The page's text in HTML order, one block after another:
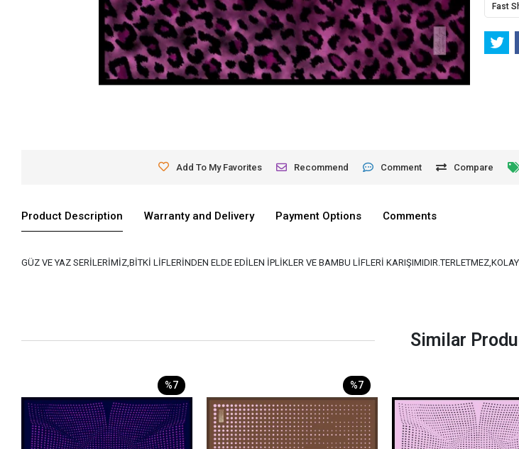
Fast
Add To My Favorites Recommend Comment Compare
Product Description Warranty and Delivery Payment Options Comments
GÜZ VE YAZ SERİLERİMİZ,BİTKİ LİFLERİNDEN ELDE EDİLEN İPLİKLER VE BAMBU LİFLERİ
Similar
%7 %7